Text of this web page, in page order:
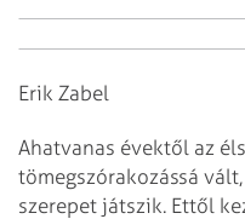
Erik Zabel
Ahatvanas évektől az
tömegszórakozássá vált,
szerepet játszik. Ettől